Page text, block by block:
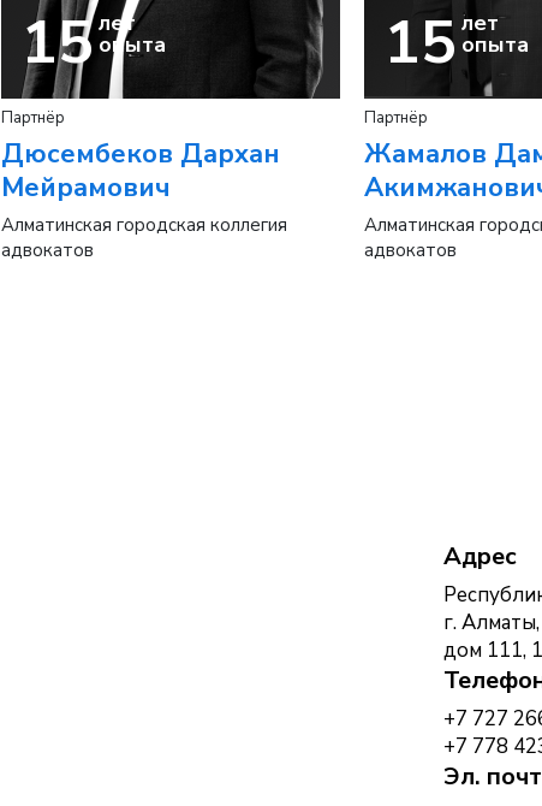
15лет
опыта
Партнёр
Дюсембеков Дархан
Мейрамович
Алматинская городская коллегия
адвокатов
15 лет
опыта
Партнёр
Жамалов
Алматинская
адвокатов
Адрес
г.
дом 111,
+7 727
+7 778
Эл.